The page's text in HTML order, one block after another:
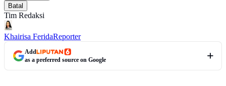
Batal
Tim Redaksi
Khairisa FeridaReporter
Add
as a preferred source on Google